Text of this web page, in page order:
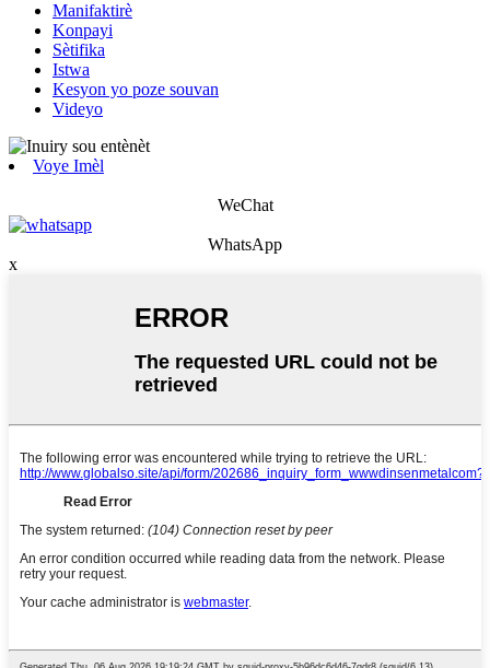
Manifaktirè
Konpayi
Sètifika
Istwa
Kesyon yo poze souvan
Videyo
Voye Imèl
WeChat
WhatsApp
x